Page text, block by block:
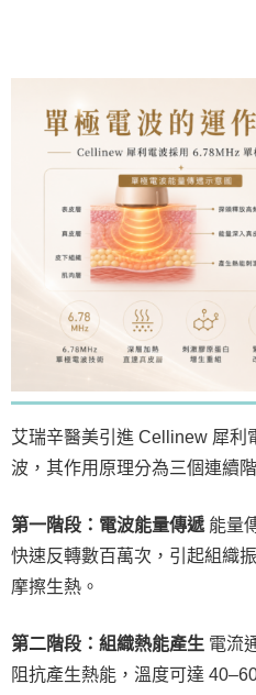
艾瑞辛醫美引進 Cellinew 犀利
波，其作用原理分為三個連續階
第一階段：電波能量傳遞能量
快速反轉數百萬次，引起組織
摩擦生熱。
第二階段：組織熱能產生 電流
阻抗產生熱能，溫度可達